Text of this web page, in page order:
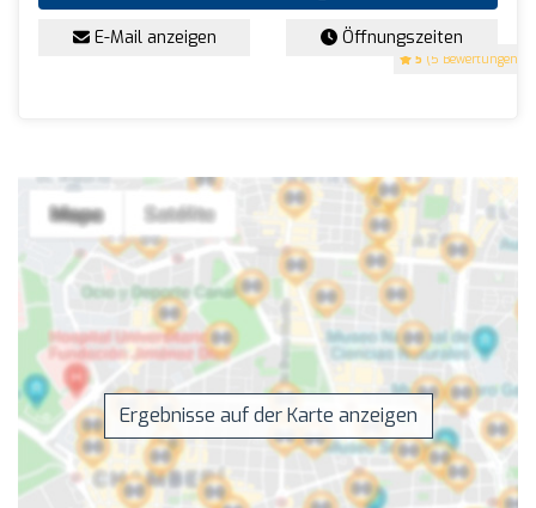
5 (5 Bewertungen)
E-Mail anzeigen Öffnungszeiten
Ergebnisse auf der Karte anzeigen